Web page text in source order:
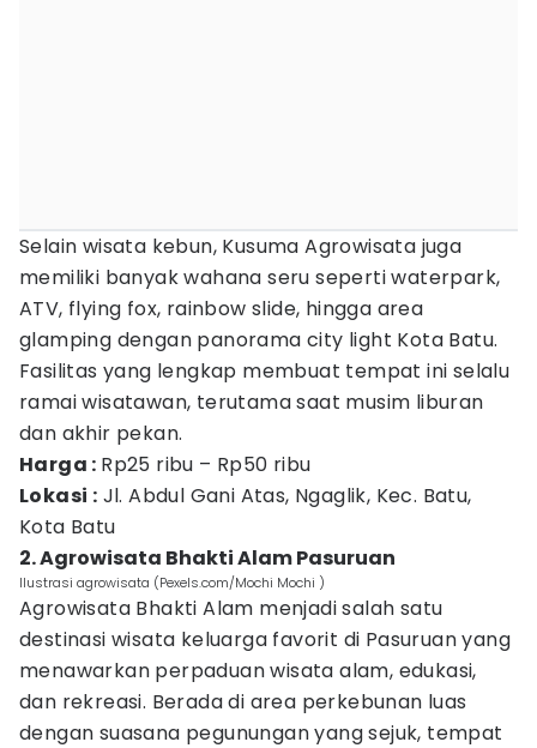
Selain wisata kebun, Kusuma Agrowisata juga
memiliki banyak wahana seru seperti waterpark,
ATV, flying fox, rainbow slide, hingga area
glamping dengan panorama city light Kota Batu.
Fasilitas yang lengkap membuat tempat ini selalu
ramai wisatawan, terutama saat musim liburan
dan akhir pekan.
Harga : Rp25 ribu – Rp50 ribu
Lokasi : Jl. Abdul Gani Atas, Ngaglik, Kec. Batu,
Kota Batu
2. Agrowisata Bhakti Alam Pasuruan
Ilustrasi agrowisata (Pexels.com/Mochi Mochi )
Agrowisata Bhakti Alam menjadi salah satu
destinasi wisata keluarga favorit di Pasuruan yang
menawarkan perpaduan wisata alam, edukasi,
dan rekreasi. Berada di area perkebunan luas
dengan suasana pegunungan yang sejuk, tempat